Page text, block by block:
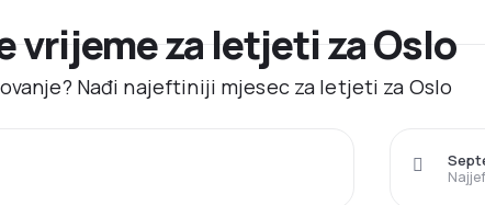
za letjeti za Oslo
Nađi najeftiniji mjesec za letjeti za Oslo